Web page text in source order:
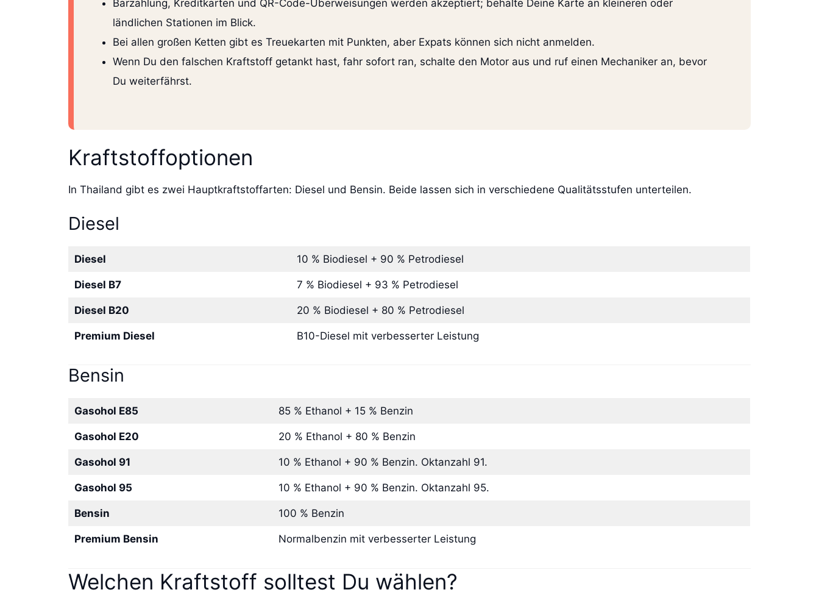
Barzahlung, Kreditkarten und QR-Code-Überweisungen werden akzeptiert; behalte Deine Karte an kleineren oder
ländlichen Stationen im Blick.
Bei allen großen Ketten gibt es Treuekarten mit Punkten, aber Expats können sich nicht anmelden.
Wenn Du den falschen Kraftstoff getankt hast, fahr sofort ran, schalte den Motor aus und ruf einen Mechaniker an, bevor
Du weiterfährst.
Kraftstoffoptionen
In Thailand gibt es zwei Hauptkraftstoffarten: Diesel und Bensin. Beide lassen sich in verschiedene Qualitätsstufen unterteilen.
Diesel
Diesel 10 % Biodiesel + 90 % Petrodiesel
Diesel B7 7 % Biodiesel + 93 % Petrodiesel
Diesel B20 20 % Biodiesel + 80 % Petrodiesel
Premium Diesel B10-Diesel mit verbesserter Leistung
Bensin
Gasohol E85 85 % Ethanol + 15 % Benzin
Gasohol E20 20 % Ethanol + 80 % Benzin
Gasohol 91 10 % Ethanol + 90 % Benzin. Oktanzahl 91.
Gasohol 95 10 % Ethanol + 90 % Benzin. Oktanzahl 95.
Bensin 100 % Benzin
Premium Bensin Normalbenzin mit verbesserter Leistung
Welchen Kraftstoff solltest Du wählen?